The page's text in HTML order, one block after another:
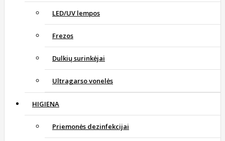
LED/UV lempos
Frezos
Dulkių surinkėjai
Ultragarso vonelės
HIGIENA
Priemonės dezinfekcijai